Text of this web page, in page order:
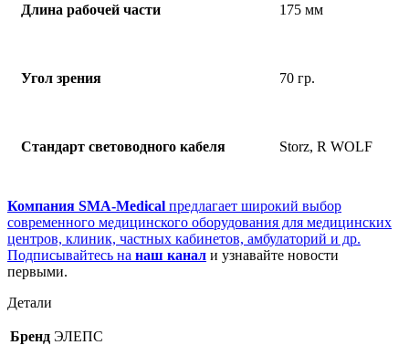
Длина рабочей части 175 мм
Угол зрения 70 гр.
Стандарт световодного кабеля Storz, R WOLF
Компания SMA-Medical предлагает широкий выбор
современного медицинского оборудования для медицинских
центров, клиник, частных кабинетов, амбулаторий и др.
Подписывайтесь на наш канал и узнавайте новости
первыми.
Детали
Бренд ЭЛЕПС